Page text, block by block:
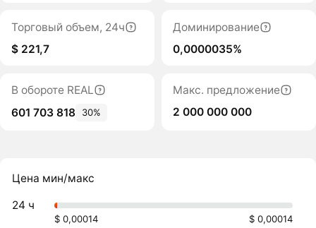
Торговый объем, 24ч
$ 221,7
Доминирование
0,0000035%
В обороте REAL
601 703 818
30%
Макс. предложение
2 000 000 000
Цена мин/макс
24 ч
$ 0,00014 $ 0,00014